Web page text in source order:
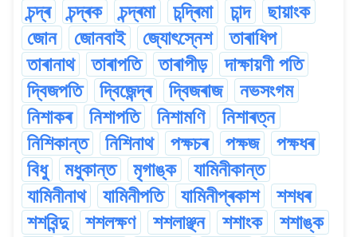
চন্দ্ৰ
চন্দ্ৰক চন্দ্ৰমা চন্দ্ৰিমা চান্দ
ছায়াংক
জোন
জোনবাই জ্যোৎস্নেশ
তাৰাধিপ
তাৰানাথ
তাৰাপতি তাৰাপীড়
দাক্ষায়ণী পতি
দ্বিজপতি
দ্বিজেন্দ্ৰ দ্বিজৰাজ
নভসংগম
নিশাকৰ
নিশাপতি নিশামণি
নিশাৰত্ন
নিশিকান্ত
নিশিনাথ পক্ষচৰ পক্ষজ
পক্ষধৰ
বিধু
মধুকান্ত মৃগাঙ্ক
যামিনীকান্ত
যামিনীনাথ
যামিনীপতি যামিনীপ্ৰকাশ
শশধৰ
শশবিন্দু
শশলক্ষণ শশলাঞ্ছন শশাংক
শশাঙ্ক